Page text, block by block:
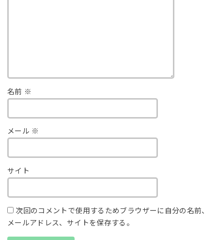
名前 ※
メール ※
サイト
次回のコメントで使用するためブラウザーに自分の名前、
メールアドレス、サイトを保存する。